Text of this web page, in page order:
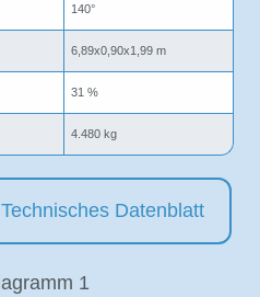
140°
6,89x0,90x1,99 m
31 %
4.480 kg
Technisches Datenblatt